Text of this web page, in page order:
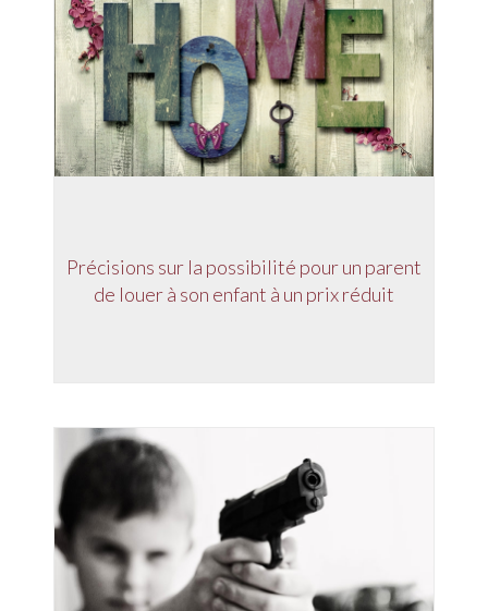
Précisions sur la possibilité pour un parent
de louer à son enfant à un prix réduit